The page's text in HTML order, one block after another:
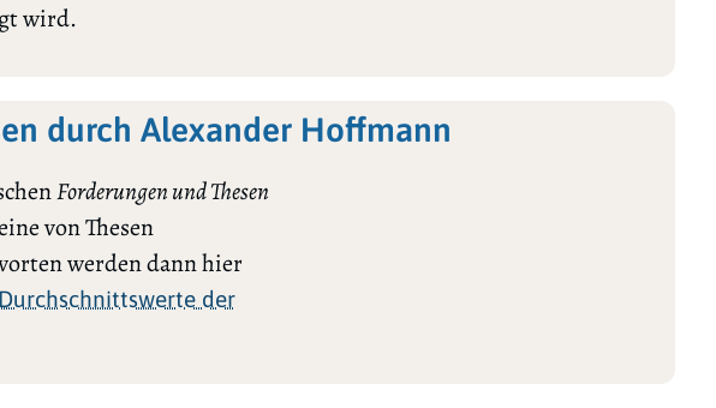
wird.
durch Alexander Hoffmann
Forderungen und Thesen
von Thesen
werden dann hier
Durchschnittswerte der